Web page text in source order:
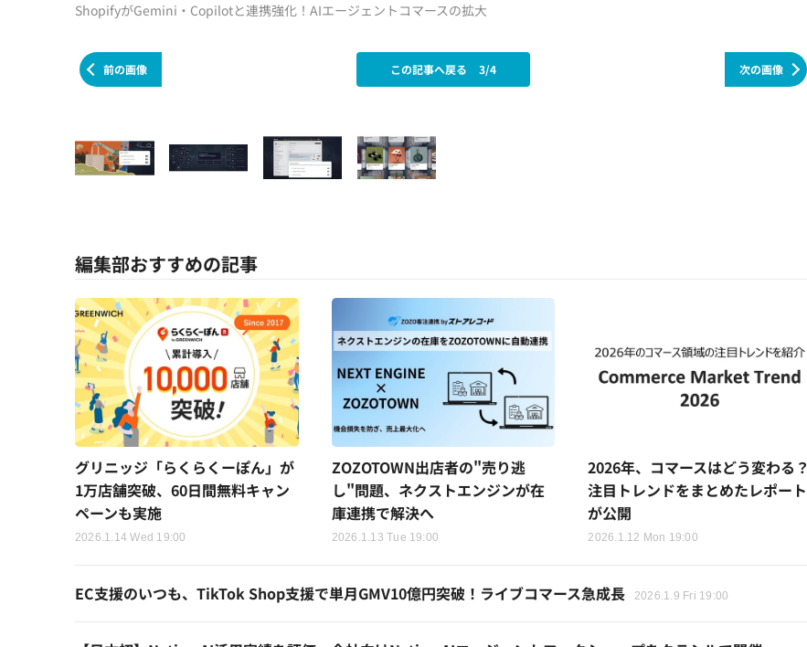
ShopifyがGemini・Copilotと連携強化！AIエージェントコマースの拡大
前の画像 次の画像
この記事へ戻る 3/4
編集部おすすめの記事
グリニッジ「らくらくーぽん」が
1万店舗突破、60日間無料キャン
ペーンも実施
2026.1.14 Wed 19:00
ZOZOTOWN出店者の"売り逃
し"問題、ネクストエンジンが在
庫連携で解決へ
2026.1.13 Tue 19:00
2026年、コマースはどう変わる？
注目トレンドをまとめたレポート
が公開
2026.1.12 Mon 19:00
EC支援のいつも、TikTok Shop支援で単月GMV10億円突破！ライブコマース急成長 2026.1.9 Fri 19:00